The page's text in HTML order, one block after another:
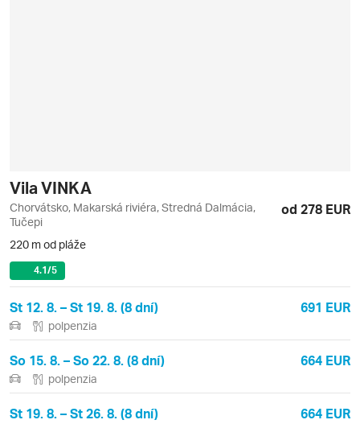
Vila VINKA
Chorvátsko, Makarská riviéra, Stredná Dalmácia,
Tučepi
od 278 EUR
220 m od pláže
4.1/5
St 12. 8. – St 19. 8. (8 dní) 691 EUR
polpenzia
So 15. 8. – So 22. 8. (8 dní) 664 EUR
polpenzia
St 19. 8. – St 26. 8. (8 dní) 664 EUR